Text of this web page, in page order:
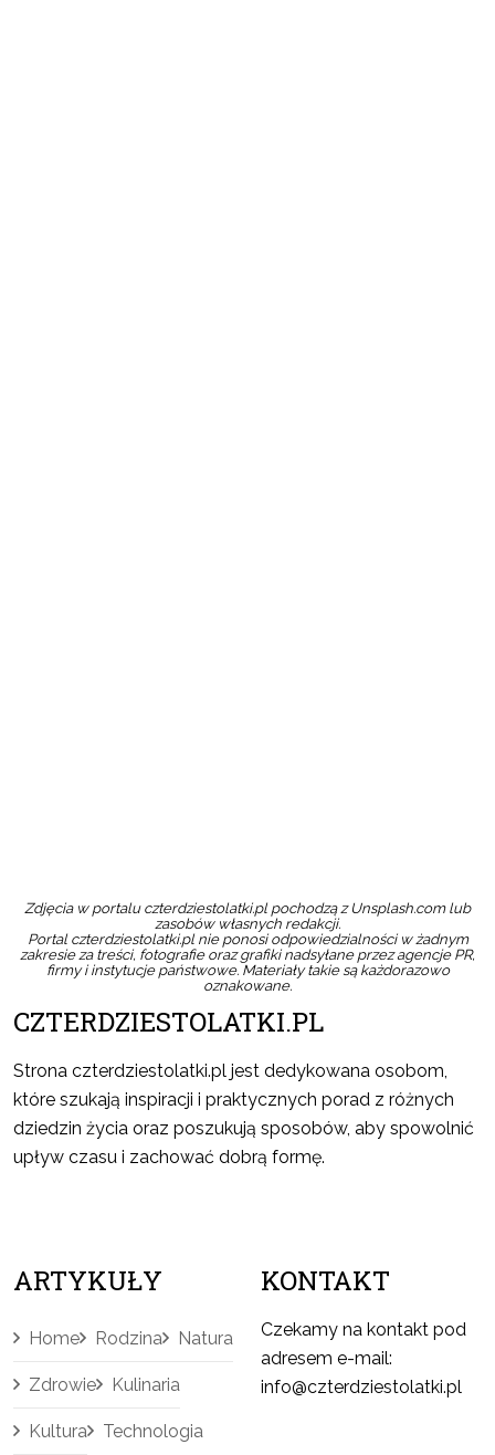
Zdjęcia w portalu czterdziestolatki.pl pochodzą z Unsplash.com lub
zasobów własnych redakcji.
Portal czterdziestolatki.pl nie ponosi odpowiedzialności w żadnym
zakresie za treści, fotografie oraz grafiki nadsyłane przez agencje PR,
firmy i instytucje państwowe. Materiały takie są każdorazowo
oznakowane.
CZTERDZIESTOLATKI.PL
Strona czterdziestolatki.pl jest dedykowana osobom,
które szukają inspiracji i praktycznych porad z różnych
dziedzin życia oraz poszukują sposobów, aby spowolnić
upływ czasu i zachować dobrą formę.
ARTYKUŁY
Home Rodzina Natura
Zdrowie Kulinaria
Kultura Technologia
KONTAKT
Czekamy na kontakt pod
adresem e-mail:
info@czterdziestolatki.pl